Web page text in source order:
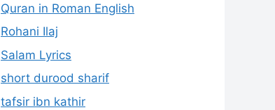
Quran in Roman English
Rohani Ilaj
Salam Lyrics
short durood sharif
tafsir ibn kathir